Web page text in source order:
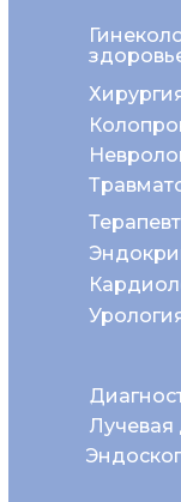
Лучевая